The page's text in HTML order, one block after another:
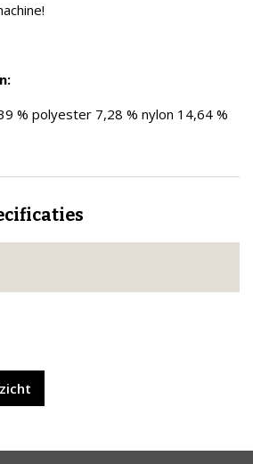
% polyester 7,28 % nylon 14,64 %